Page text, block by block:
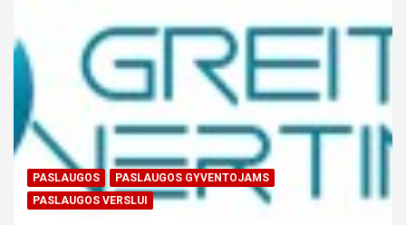
PASLAUGOS
PASLAUGOS GYVENTOJAMS
PASLAUGOS VERSLUI